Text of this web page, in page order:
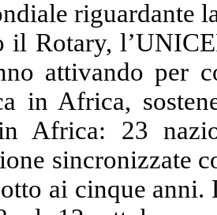
riguardante
il Rotary,
attivando per
in Africa,
Africa: 23
sincronizzate
ai cinque